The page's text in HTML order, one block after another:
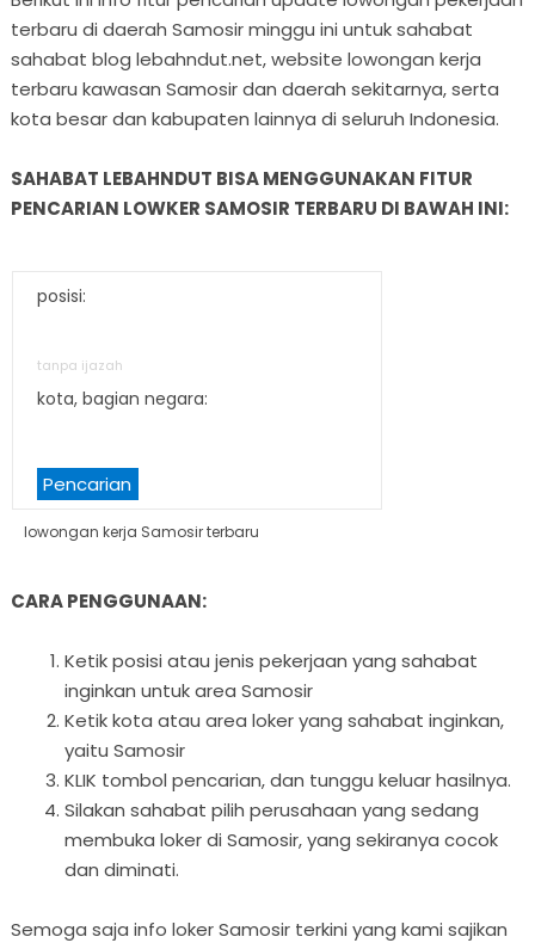
terbaru di daerah Samosir minggu ini untuk sahabat
sahabat blog lebahndut.net, website lowongan kerja
terbaru kawasan Samosir dan daerah sekitarnya, serta
kota besar dan kabupaten lainnya di seluruh Indonesia.
SAHABAT LEBAHNDUT BISA MENGGUNAKAN FITUR
PENCARIAN LOWKER SAMOSIR TERBARU DI BAWAH INI:
posisi:
tanpa ijazah
kota, bagian negara:
Pencarian
lowongan kerja Samosir terbaru
CARA PENGGUNAAN:
Ketik posisi atau jenis pekerjaan yang sahabat
inginkan untuk area Samosir
Ketik kota atau area loker yang sahabat inginkan,
yaitu Samosir
KLIK tombol pencarian, dan tunggu keluar hasilnya.
Silakan sahabat pilih perusahaan yang sedang
membuka loker di Samosir, yang sekiranya cocok
dan diminati.
Semoga saja info loker Samosir terkini yang kami sajikan